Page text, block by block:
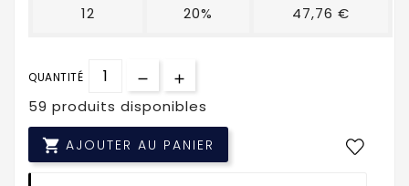
12 20% 47,76 €
QUANTITÉ
59 produits disponibles
 AJOUTER AU PANIER